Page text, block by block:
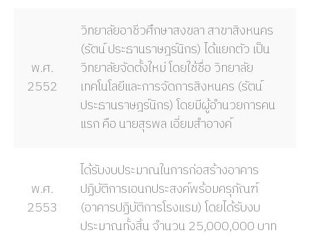
พ.ศ.
2552
วิทยาลัยอาชีวศึกษาสงขลา สาขาสิงหนคร
(รัตน์ ประธานราษฎร์นิกร) ได้แยกตัว เป็น
วิทยาลัยจัดตั้งใหม่ โดยใช้ชื่อ วิทยาลัย
เทคโนโลยีและการจัดการสิงหนคร (รัตน์
ประธานราษฎร์นิกร) โดยมีผู้อำนวยการคน
แรก คือ นายสุรพล เอี่ยมสำอางค์
พ.ศ.
2553
ได้รับงบประมาณในการก่อสร้างอาคาร
ปฏิบัติการเอนกประสงค์พร้อมครุภัณฑ์
(อาคารปฏิบัติการโรงแรม) โดยได้รับงบ
ประมาณทั้งสิ้น จำนวน 25,000,000 บาท